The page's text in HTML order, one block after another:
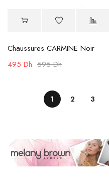
Chaussures CARMINE Noir
595Dh
495 Dh
1 2 3